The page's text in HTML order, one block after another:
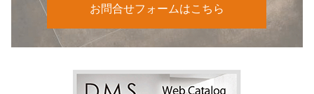
お問合せフォームはこちら